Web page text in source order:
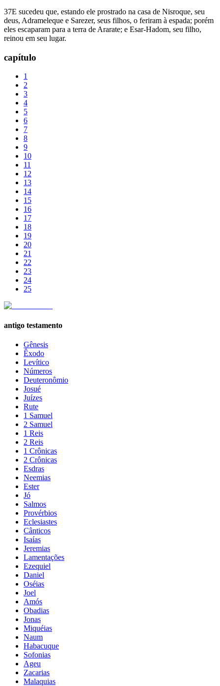
37E sucedeu que, estando ele prostrado na casa de Nisroque, seu
deus, Adrameleque e Sarezer, seus filhos, o feriram à espada; porém
eles escaparam para a terra de Ararate; e Esar-Hadom, seu filho,
reinou em seu lugar.
capítulo
1
2
3
4
5
6
7
8
9
10
11
12
13
14
15
16
17
18
19
20
21
22
23
24
25
antigo testamento
Gênesis
Êxodo
Levítico
Números
Deuteronômio
Josué
Juízes
Rute
1 Samuel
2 Samuel
1 Reis
2 Reis
1 Crônicas
2 Crônicas
Esdras
Neemias
Ester
Jó
Salmos
Provérbios
Eclesiastes
Cânticos
Isaías
Jeremias
Lamentações
Ezequiel
Daniel
Oséias
Joel
Amós
Obadias
Jonas
Miquéias
Naum
Habacuque
Sofonias
Ageu
Zacarias
Malaquias